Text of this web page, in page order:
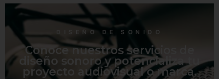
DISEÑO DE SONIDO
Conoce nuestros servicios de
diseño sonoro y potencializa tu
proyecto audiovisual o marca.